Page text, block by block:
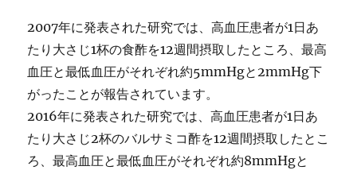
2007年に発表された研究では、高血圧患者が1日あ
たり大さじ1杯の食酢を12週間摂取したところ、最高
血圧と最低血圧がそれぞれ約5mmHgと2mmHg下
がったことが報告されています。
2016年に発表された研究では、高血圧患者が1日あ
たり大さじ2杯のバルサミコ酢を12週間摂取したとこ
ろ、最高血圧と最低血圧がそれぞれ約8mmHgと